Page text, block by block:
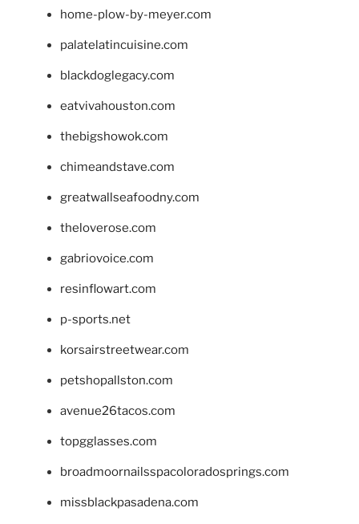
home-plow-by-meyer.com
palatelatincuisine.com
blackdoglegacy.com
eatvivahouston.com
thebigshowok.com
chimeandstave.com
greatwallseafoodny.com
theloverose.com
gabriovoice.com
resinflowart.com
p-sports.net
korsairstreetwear.com
petshopallston.com
avenue26tacos.com
topgglasses.com
broadmoornailsspacoloradosprings.com
missblackpasadena.com